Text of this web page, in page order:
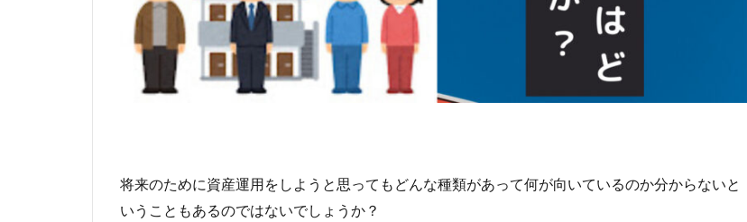
将来のために資産運用をしようと思ってもどんな種類があって何が向いているのか分からないと
いうこともあるのではないでしょうか？